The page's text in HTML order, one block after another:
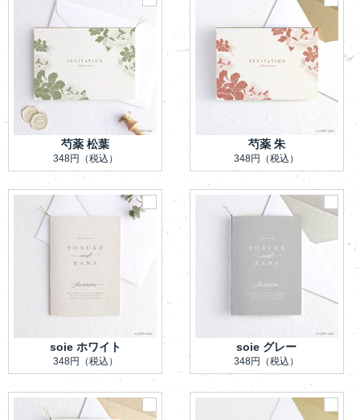
芍薬 松葉
348円 （税込）
芍薬 朱
348円 （税込）
soie ホワイト
348円 （税込）
soie グレー
348円 （税込）